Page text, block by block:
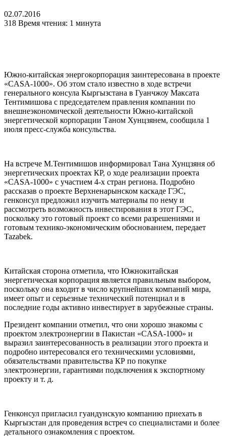
02.07.2016
318 Время чтения: 1 минута
Южно-китайская энергокорпорация заинтересована в проекте
«CASA-1000». Об этом стало известно в ходе встречи
генерального консула Кыргызстана в Гуанчжоу Максата
Тентимишова с председателем правления компании по
внешнеэкономической деятельности Южно-китайской
энергетической корпорации Таном Хунцзянем, сообщила 1
июля пресс-служба консульства.
На встрече М.Тентимишов информировал Тана Хунцзяня об
энергетических проектах КР, о ходе реализации проекта
«CASA-1000» с участием 4-х стран региона. Подробно
рассказав о проекте Верхненарынском каскаде ГЭС,
генконсул предложил изучить материалы по нему и
рассмотреть возможность инвестирования в этот ГЭС,
поскольку это готовый проект со всеми разрешениями и
готовым технико-экономическим обоснованием, передает
Tazabek.
Китайская сторона отметила, что Южнокитайская
энергетическая корпорация является правильным выбором,
поскольку она входит в число крупнейших компаний мира,
имеет опыт и серьезные технический потенциал и в
последние годы активно инвестирует в зарубежные страны.
Президент компании отметил, что они хорошо знакомы с
проектом электроэнергии в Пакистан «CASA-1000» и
выразил заинтересованность в реализации этого проекта и
подробно интересовался его техническими условиями,
обязательствами правительства КР по покупке
электроэнергии, гарантиями подключения к экспортному
проекту и т. д.
Генконсул пригласил гуандунскую компанию приехать в
Кыргызстан для проведения встреч со специалистами и более
детального ознакомления с проектом.